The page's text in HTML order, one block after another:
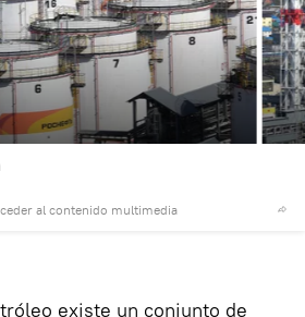
al contenido multimedia
existe un conjunto de